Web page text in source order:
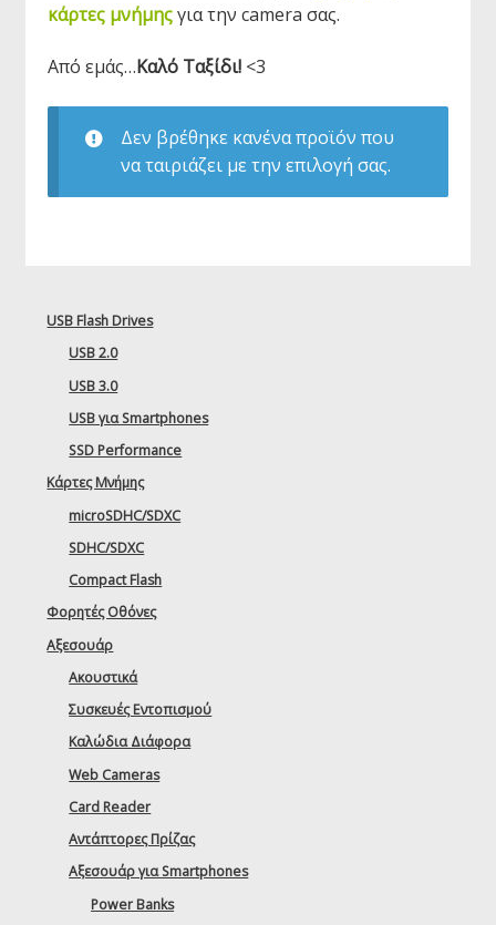
κάρτες μνήμηςγια την camera σας.
Από εμάς…Καλό Ταξίδι!<3
Δεν βρέθηκε κανένα προϊόν που
να ταιριάζει με την επιλογή σας.
USB Flash Drives
USB 2.0
USB 3.0
USB για Smartphones
SSD Performance
Κάρτες Μνήμης
microSDHC/SDXC
SDHC/SDXC
Compact Flash
Φορητές Οθόνες
Αξεσουάρ
Ακουστικά
Συσκευές Εντοπισμού
Καλώδια Διάφορα
Web Cameras
Card Reader
Αντάπτορες Πρίζας
Αξεσουάρ για Smartphones
Power Banks